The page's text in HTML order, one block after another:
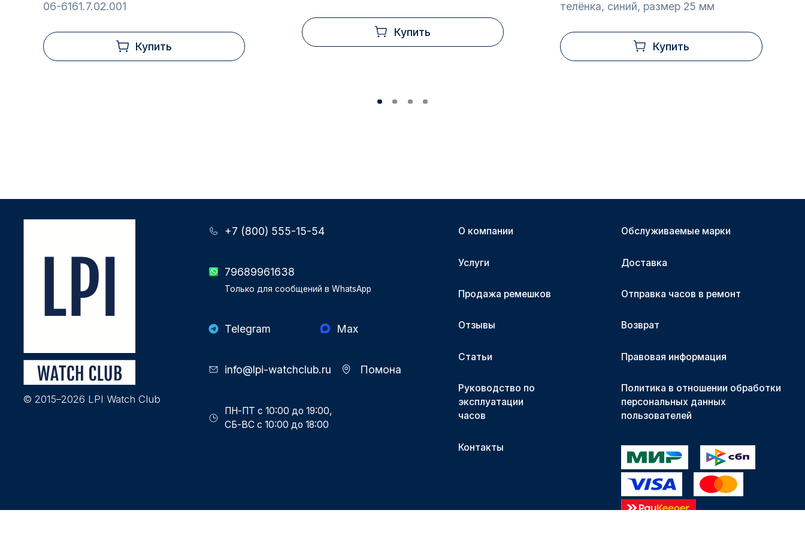
06-6161.7.02.001
Купить
Купить
телёнка, синий, размер 25 мм
Купить
© 2015–2026 LPI Watch Club
+7 (800) 555-15-54
79689961638
Только для сообщений в WhatsApp
Telegram Max
info@lpi-watchclub.ru Помона
ПН-ПТ с 10:00 до 19:00,
СБ-ВС с 10:00 до 18:00
О компании
Услуги
Продажа ремешков
Отзывы
Статьи
Руководство по
эксплуатации
часов
Контакты
Обслуживаемые марки
Доставка
Отправка часов в ремонт
Возврат
Правовая информация
Политика в отношении обработки
персональных данных
пользователей